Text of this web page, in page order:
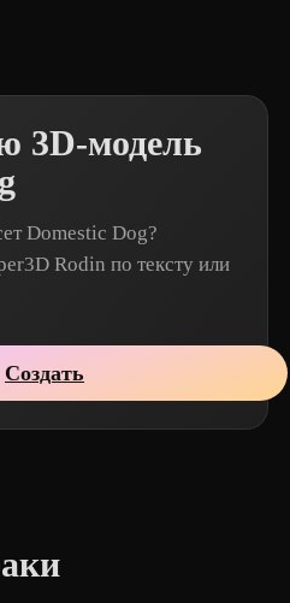
3D-модель
Domestic Dog?
Rodin по тексту или
Создать